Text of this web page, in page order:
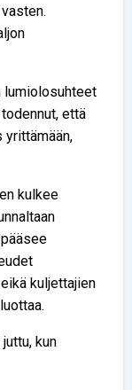
lumiolosuhteet
että
yrittämään,
kulkee
kuljettajien
kun